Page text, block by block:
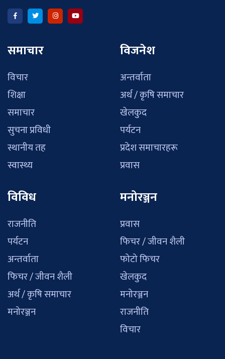
समाचार
विचार
शिक्षा
समाचार
सुचना प्रविधी
स्थानीय तह
स्वास्थ्य
विजनेश
अन्तर्वाता
अर्थ / कृषि समाचार
खेलकुद
पर्यटन
प्रदेश समाचारहरू
प्रवास
विविध
राजनीति
पर्यटन
अन्तर्वाता
फिचर / जीवन शैली
अर्थ / कृषि समाचार
मनोरञ्जन
मनोरञ्जन
प्रवास
फिचर / जीवन शैली
फोटो फिचर
खेलकुद
मनोरञ्जन
राजनीति
विचार